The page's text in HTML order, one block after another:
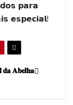
𝗽𝗮𝗿𝗮
𝗲𝘀𝗽𝗲𝗰𝗶𝗮𝗹!
𝐝𝐚 𝐀𝐛𝐞𝐥𝐡𝐚